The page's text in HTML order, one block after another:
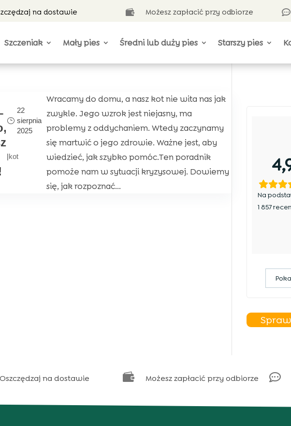
na dostawie  Możesz zapłacić przy odbiorze 
Szczeniak Mały pies Średni lub duży pies Starszy pies
22
sierpnia
2025
|kot
Wracamy do domu, a nasz kot nie wita nas jak
zwykle. Jego wzrok jest niejasny, ma
problemy z oddychaniem. Wtedy zaczynamy
się martwić o jego zdrowie. Ważne jest, aby
wiedzieć, jak szybko pomóc.Ten poradnik
pomoże nam w sytuacji kryzysowej. Dowiemy
się, jak rozpoznać...
Na
1 857
Oszczędzaj na dostawie  Możesz zapłacić przy odbiorze 